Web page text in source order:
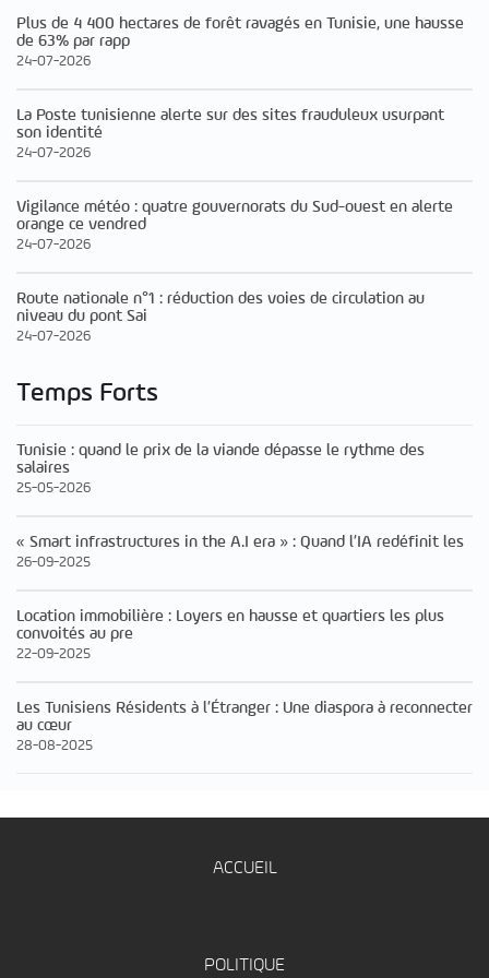
Plus de 4 400 hectares de forêt ravagés en Tunisie, une hausse
de 63% par rapp
24-07-2026
La Poste tunisienne alerte sur des sites frauduleux usurpant
son identité
24-07-2026
Vigilance météo : quatre gouvernorats du Sud-ouest en alerte
orange ce vendred
24-07-2026
Route nationale n°1 : réduction des voies de circulation au
niveau du pont Sai
24-07-2026
Temps Forts
Tunisie : quand le prix de la viande dépasse le rythme des
salaires
25-05-2026
« Smart infrastructures in the A.I era » : Quand l’IA redéfinit les
26-09-2025
Location immobilière : Loyers en hausse et quartiers les plus
convoités au pre
22-09-2025
Les Tunisiens Résidents à l’Étranger : Une diaspora à reconnecter
au cœur
28-08-2025
ACCUEIL
POLITIQUE